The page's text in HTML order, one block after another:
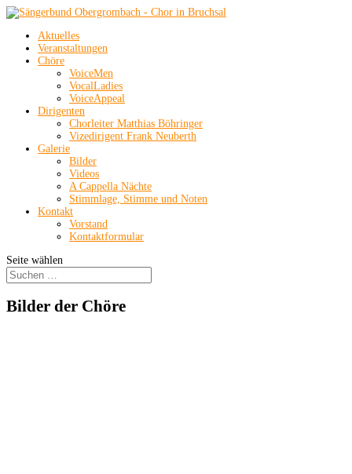
Aktuelles
Veranstaltungen
Chöre
VoiceMen
VocalLadies
VoiceAppeal
Dirigenten
Chorleiter Matthias Böhringer
Vizedirigent Frank Neuberth
Galerie
Bilder
Videos
A Cappella Nächte
Stimmlage, Stimme und Noten
Kontakt
Vorstand
Kontaktformular
Seite wählen
Bilder der Chöre